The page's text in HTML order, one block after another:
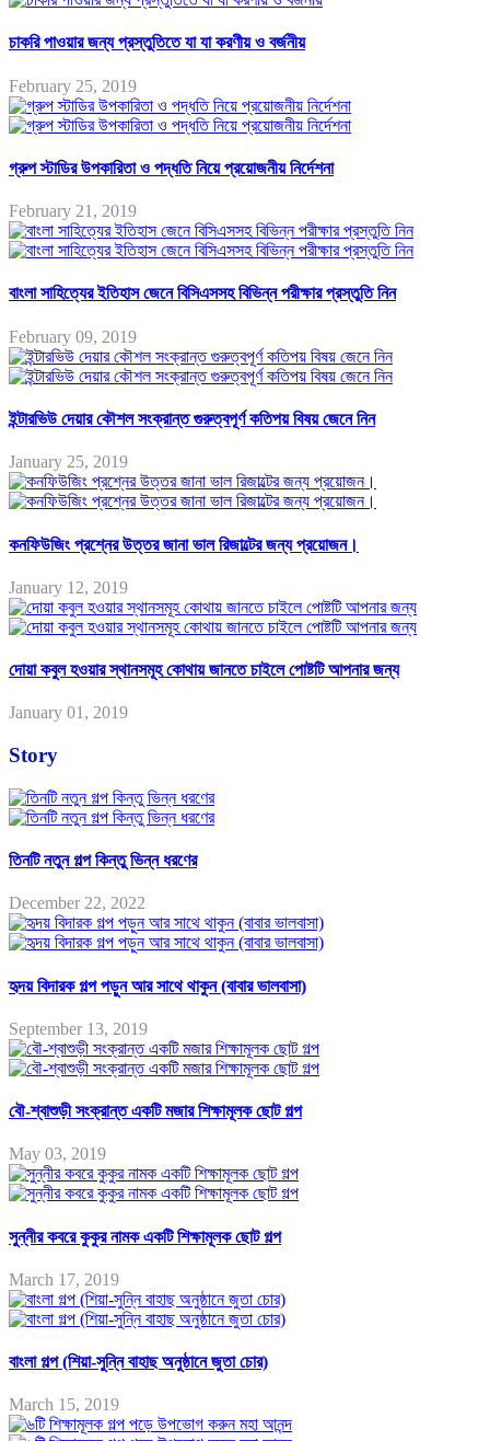
চাকরি পাওয়ার জন্য প্রস্তুতিতে যা যা করণীয় ও বর্জনীয়
February 25, 2019
গ্রুপ স্টাডির উপকারিতা ও পদ্ধতি নিয়ে প্রয়োজনীয় নির্দেশনা
February 21, 2019
বাংলা সাহিত্যের ইতিহাস জেনে বিসিএসসহ বিভিন্ন পরীক্ষার প্রস্তুতি নিন
February 09, 2019
ইন্টারভিউ দেয়ার কৌশল সংক্রান্ত গুরুত্বপূর্ণ কতিপয় বিষয় জেনে নিন
January 25, 2019
কনফিউজিং প্রশ্নের উত্তর জানা ভাল রিজাল্টের জন্য প্রয়োজন।
January 12, 2019
দোয়া কবুল হওয়ার স্থানসমূহ কোথায় জানতে চাইলে পোষ্টটি আপনার জন্য
January 01, 2019
Story
তিনটি নতুন গল্প কিন্তু ভিন্ন ধরণের
December 22, 2022
হৃদয় বিদারক গল্প পড়ুন আর সাথে থাকুন (বাবার ভালবাসা)
September 13, 2019
বৌ-শ্বাশুড়ী সংক্রান্ত একটি মজার শিক্ষামূলক ছোট গল্প
May 03, 2019
সুন্নীর কবরে কুকুর নামক একটি শিক্ষামূলক ছোট গল্প
March 17, 2019
বাংলা গল্প (শিয়া-সুন্নি বাহাছ অনুষ্ঠানে জুতা চোর)
March 15, 2019